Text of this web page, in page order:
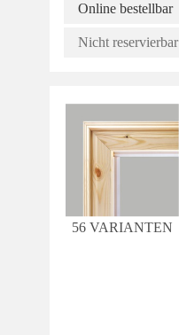
Online bestellbar
Nicht reservierbar
56 VARIANTEN